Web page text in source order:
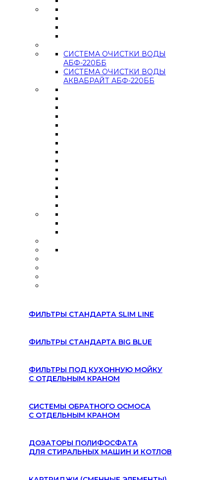
СИСТЕМА ОЧИСТКИ ВОДЫ
АБФ-220ББ
СИСТЕМА ОЧИСТКИ ВОДЫ
АКВАБРАЙТ АБФ-220ББ
ФИЛЬТРЫ СТАНДАРТА SLIM LINE
ФИЛЬТРЫ СТАНДАРТА BIG BLUE
ФИЛЬТРЫ ПОД КУХОННУЮ МОЙКУ
С ОТДЕЛЬНЫМ КРАНОМ
СИСТЕМЫ ОБРАТНОГО ОСМОСА
С ОТДЕЛЬНЫМ КРАНОМ
ДОЗАТОРЫ ПОЛИФОСФАТА
ДЛЯ СТИРАЛЬНЫХ МАШИН И КОТЛОВ